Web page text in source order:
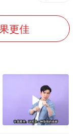
需缴款7.54万元
更佳